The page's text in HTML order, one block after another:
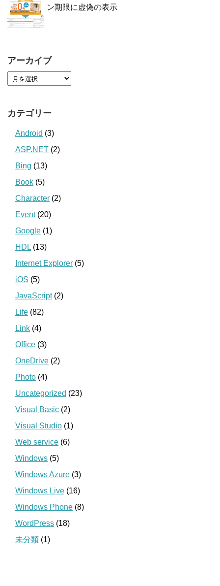
ン期限に虚偽の表示
アーカイブ
カテゴリー
Android (3)
ASP.NET (2)
Bing (13)
Book (5)
Character (2)
Event(20)
Google (1)
HDL (13)
Internet Explorer (5)
iOS (5)
JavaScript(2)
Life (82)
Link (4)
Office (3)
OneDrive (2)
Photo (4)
Uncategorized (23)
Visual Basic (2)
Visual Studio (1)
Web service (6)
Windows (5)
Windows Azure (3)
Windows Live (16)
Windows Phone (8)
WordPress (18)
未分類 (1)